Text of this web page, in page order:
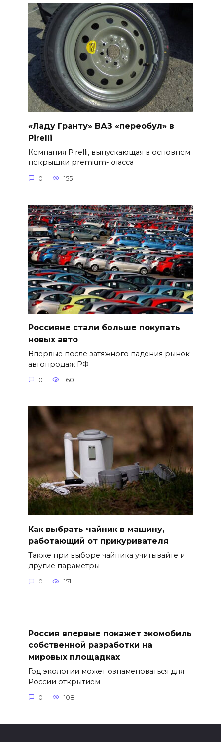
«Ладу Гранту» ВАЗ «переобул» в
Pirelli
Компания Pirelli, выпускающая в основном
покрышки premium-класса
0 155
Россияне стали больше покупать
новых авто
Впервые после затяжного падения рынок
автопродаж РФ
0 160
Как выбрать чайник в машину,
работающий от прикуривателя
Также при выборе чайника учитывайте и
другие параметры
0 151
Россия впервые покажет экомобиль
собственной разработки на
мировых площадках
Год экологии может ознаменоваться для
России открытием
0 108